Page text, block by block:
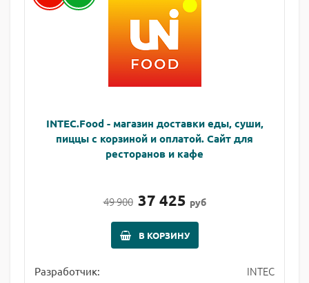
INTEC.Food - магазин доставки еды, суши,
пиццы с корзиной и оплатой. Сайт для
ресторанов и кафе
49 900 37 425 руб
В КОРЗИНУ
Разработчик: INTEC